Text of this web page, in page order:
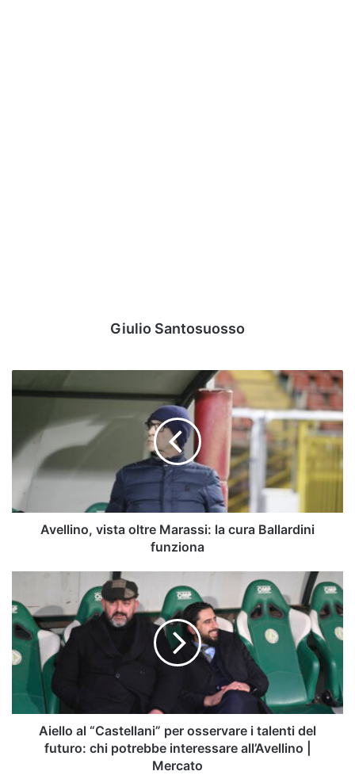
Giulio Santosuosso
vista
Marassi:
cura
Ballardini
funziona
Avellino, vista oltre Marassi: la cura Ballardini
funziona
“Castellani”
per
osservare
i
futuro:
potrebbe
Aiello al “Castellani” per osservare i talenti del
futuro: chi potrebbe interessare all’Avellino |
Mercato